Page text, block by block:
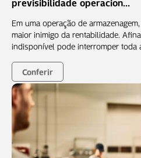
Em uma operação de
maior inimigo da rentabilidade.
indisponível pode interromper toda
Conferir